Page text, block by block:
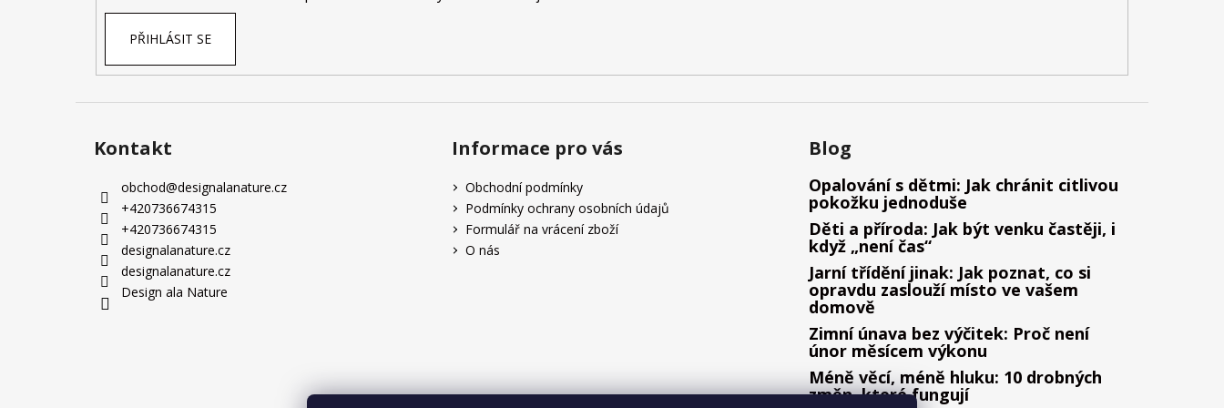
i
u
PŘIHLÁSIT SE
Kontakt
obchod@designalanature.cz
+420736674315
+420736674315
designalanature.cz
designalanature.cz
Design ala Nature
Informace pro vás
Obchodní podmínky
Podmínky ochrany osobních údajů
Formulář na vrácení zboží
O nás
Blog
Opalování s dětmi: Jak chránit citlivou
pokožku jednoduše
Děti a příroda: Jak být venku častěji, i
když „není čas“
Jarní třídění jinak: Jak poznat, co si
opravdu zaslouží místo ve vašem
domově
Zimní únava bez výčitek: Proč není
únor měsícem výkonu
Méně věcí, méně hluku: 10 drobných
změn, které fungují